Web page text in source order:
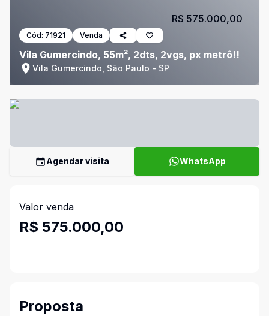
Cód: 71921 Venda
Vila Gumercindo, 55m², 2dts, 2vgs, px metrô!!
Vila Gumercindo, São Paulo - SP
R$ 575.000,00
Agendar visita WhatsApp
Valor venda
R$ 575.000,00
Proposta